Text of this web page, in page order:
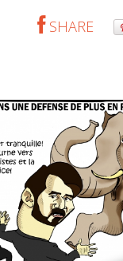
SHARE